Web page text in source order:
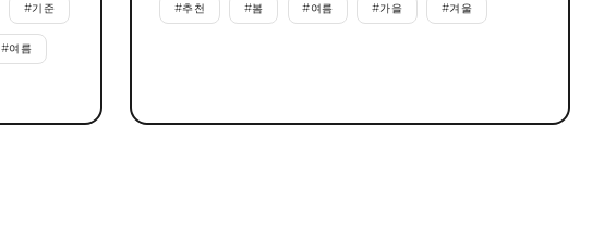
#기준
#여름
#추천 #봄 #여름 #가을 #겨울